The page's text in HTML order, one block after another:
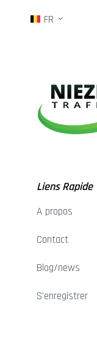
FR
Liens Rapide
A propos
Contact
Blog/news
S'enregistrer